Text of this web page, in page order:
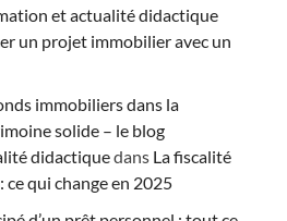
et actualité didactique
un projet immobilier avec un
immobiliers dans la
solide – le blog
didactiquedans La fiscalité
qui change en 2025